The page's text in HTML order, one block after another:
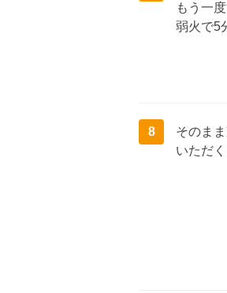
もう一
弱火で5
8
そのま
いただ